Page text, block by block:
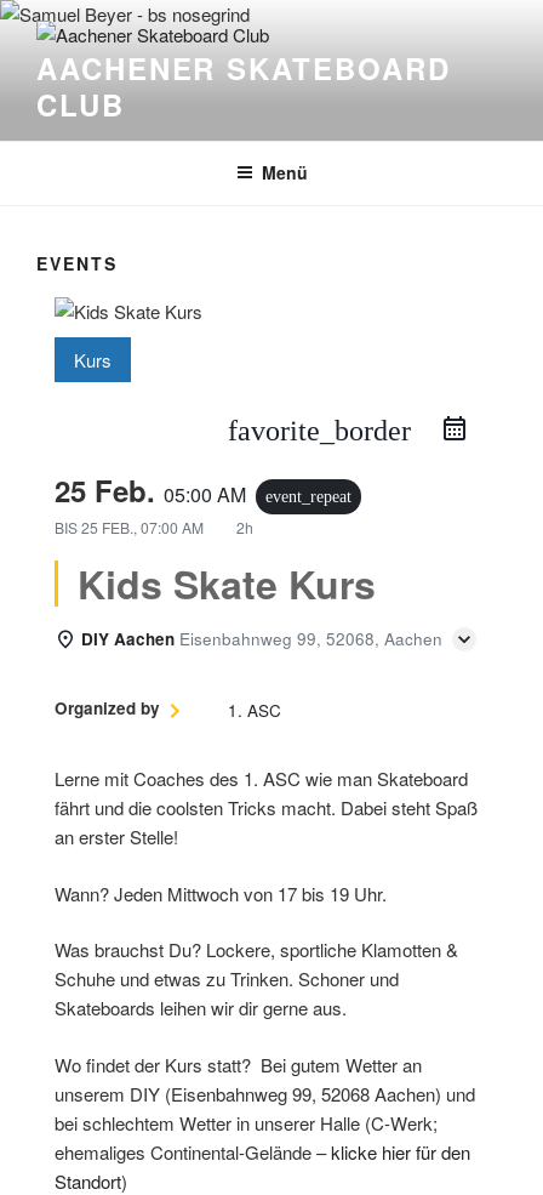
Zum
Inhalt
springenAACHENER SKATEBOARD
CLUB
Menü
EVENTS
Kurs
favorite_border
25 Feb. 05:00 AM event_repeat
BIS25 FEB., 07:00 AM 2h
Kids Skate Kurs
DIY Aachen Eisenbahnweg 99, 52068, Aachen
Organized by 1. ASC
Lerne mit Coaches des 1. ASC wie man Skateboard
fährt und die coolsten Tricks macht. Dabei steht Spaß
an erster Stelle!
Wann? Jeden Mittwoch von 17 bis 19 Uhr.
Was brauchst Du? Lockere, sportliche Klamotten &
Schuhe und etwas zu Trinken. Schoner und
Skateboards leihen wir dir gerne aus.
Wo findet der Kurs statt? Bei gutem Wetter an
unserem DIY (Eisenbahnweg 99, 52068 Aachen) und
bei schlechtem Wetter in unserer Halle (C-Werk;
ehemaliges Continental-Gelände –klicke hier für den
Standort)